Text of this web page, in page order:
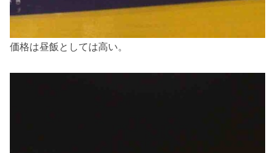
価格は昼飯としては高い。